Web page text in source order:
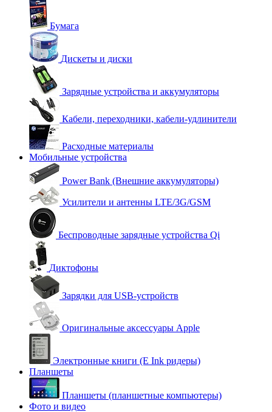
Бумага
Дискеты и диски
Зарядные устройства и аккумуляторы
Кабели, переходники, кабели-удлинители
Расходные материалы
Мобильные устройства
Power Bank (Внешние аккумуляторы)
Усилители и антенны LTE/3G/GSM
Беспроводные зарядные устройства Qi
Диктофоны
Зарядки для USB-устройств
Оригинальные аксессуары Apple
Электронные книги (E Ink ридеры)
Планшеты
Планшеты (планшетные компьютеры)
Фото и видео